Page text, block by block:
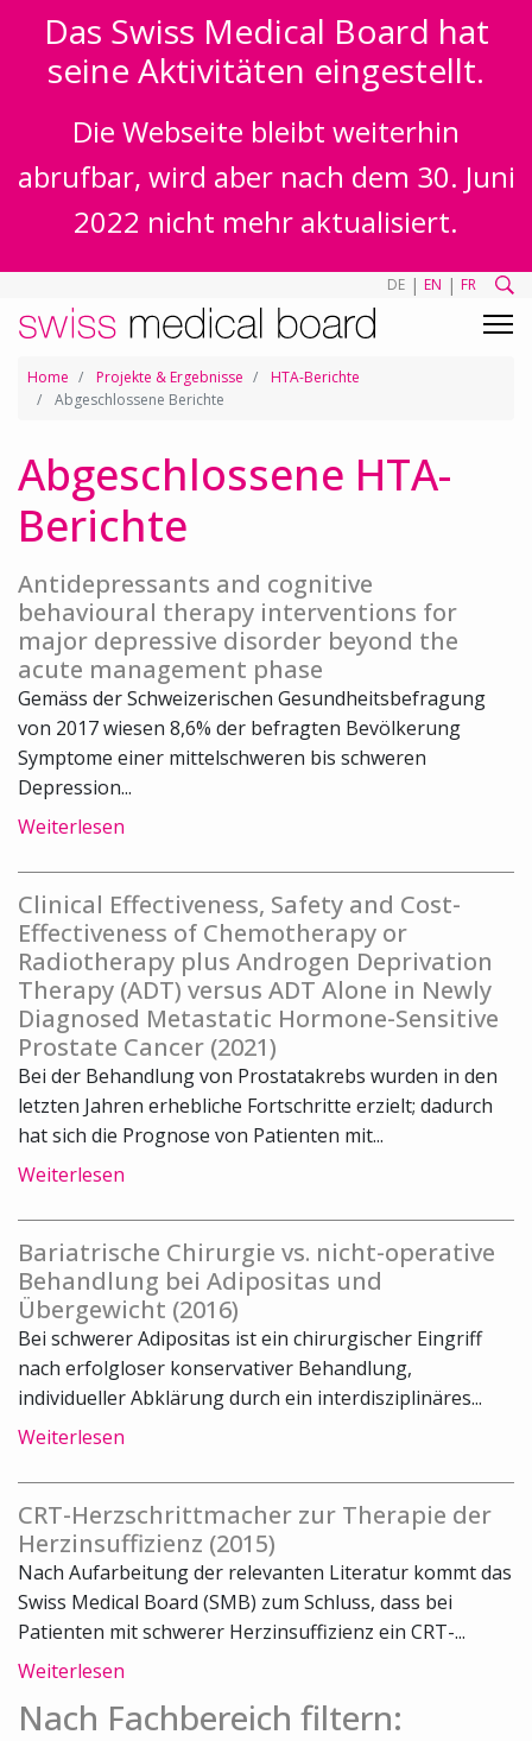
Das Swiss Medical Board hat
seine Aktivitäten eingestellt.
Die Webseite bleibt weiterhin
abrufbar, wird aber nach dem 30. Juni
2022 nicht mehr aktualisiert.
DE | EN | FR
Home Projekte & Ergebnisse
HTA-Berichte
Abgeschlossene Berichte
Abgeschlossene HTA-
Berichte
Antidepressants and cognitive
behavioural therapy interventions for
major depressive disorder beyond the
acute management phase
Gemäss der Schweizerischen Gesundheitsbefragung
von 2017 wiesen 8,6% der befragten Bevölkerung
Symptome einer mittelschweren bis schweren
Depression...
Weiterlesen
Clinical Effectiveness, Safety and Cost-
Effectiveness of Chemotherapy or
Radiotherapy plus Androgen Deprivation
Therapy (ADT) versus ADT Alone in Newly
Diagnosed Metastatic Hormone-Sensitive
Prostate Cancer (2021)
Bei der Behandlung von Prostatakrebs wurden in den
letzten Jahren erhebliche Fortschritte erzielt; dadurch
hat sich die Prognose von Patienten mit...
Weiterlesen
Bariatrische Chirurgie vs. nicht-operative
Behandlung bei Adipositas und
Übergewicht (2016)
Bei schwerer Adipositas ist ein chirurgischer Eingriff
nach erfolgloser konservativer Behandlung,
individueller Abklärung durch ein interdisziplinäres...
Weiterlesen
CRT-Herzschrittmacher zur Therapie der
Herzinsuffizienz (2015)
Nach Aufarbeitung der relevanten Literatur kommt das
Swiss Medical Board (SMB) zum Schluss, dass bei
Patienten mit schwerer Herzinsuffizienz ein CRT-...
Weiterlesen
Nach Fachbereich filtern: